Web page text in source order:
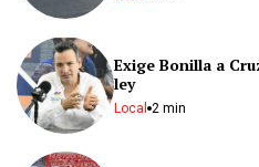
Exige Bonilla a
ley
Local 2 min